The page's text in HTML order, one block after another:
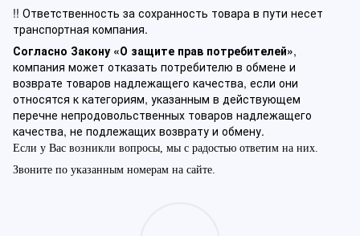
!! Ответственность за сохранность товара в пути несет
транспортная компания.
Согласно Закону «О защите прав потребителей»,
компания может отказать потребителю в обмене и
возврате товаров надлежащего качества, если они
относятся к категориям, указанным в действующем
перечне непродовольственных товаров надлежащего
качества, не подлежащих возврату и обмену.
Если у Вас возникли вопросы, мы с радостью ответим на них.
Звоните по указанным номерам на сайте.